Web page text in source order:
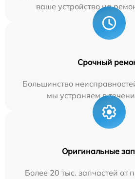
ваше устройство на
Срочный
Большинство
мы устраняем в
Оригинальные
Более 20 тыс. запчастей от